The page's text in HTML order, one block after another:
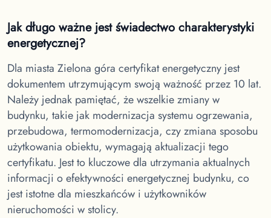
Jak długo ważne jest świadectwo charakterystyki
energetycznej?
Dla miasta Zielona góra certyfikat energetyczny jest
dokumentem utrzymującym swoją ważność przez 10 lat.
Należy jednak pamiętać, że wszelkie zmiany w
budynku, takie jak modernizacja systemu ogrzewania,
przebudowa, termomodernizacja, czy zmiana sposobu
użytkowania obiektu, wymagają aktualizacji tego
certyfikatu. Jest to kluczowe dla utrzymania aktualnych
informacji o efektywności energetycznej budynku, co
jest istotne dla mieszkańców i użytkowników
nieruchomości w stolicy.